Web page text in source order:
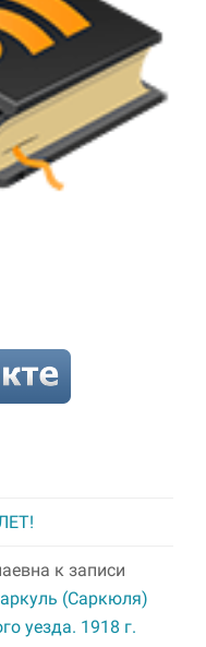
к записи
(Саркюля)
уезда. 1918 г.